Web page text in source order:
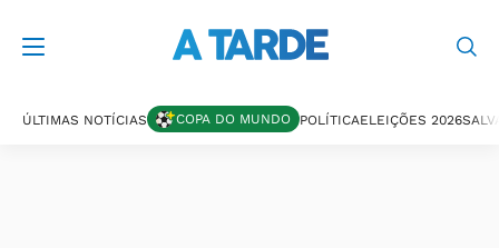
ÚLTIMAS NOTÍCIAS COPA DO MUNDO POLÍTICAELEIÇÕES 2026